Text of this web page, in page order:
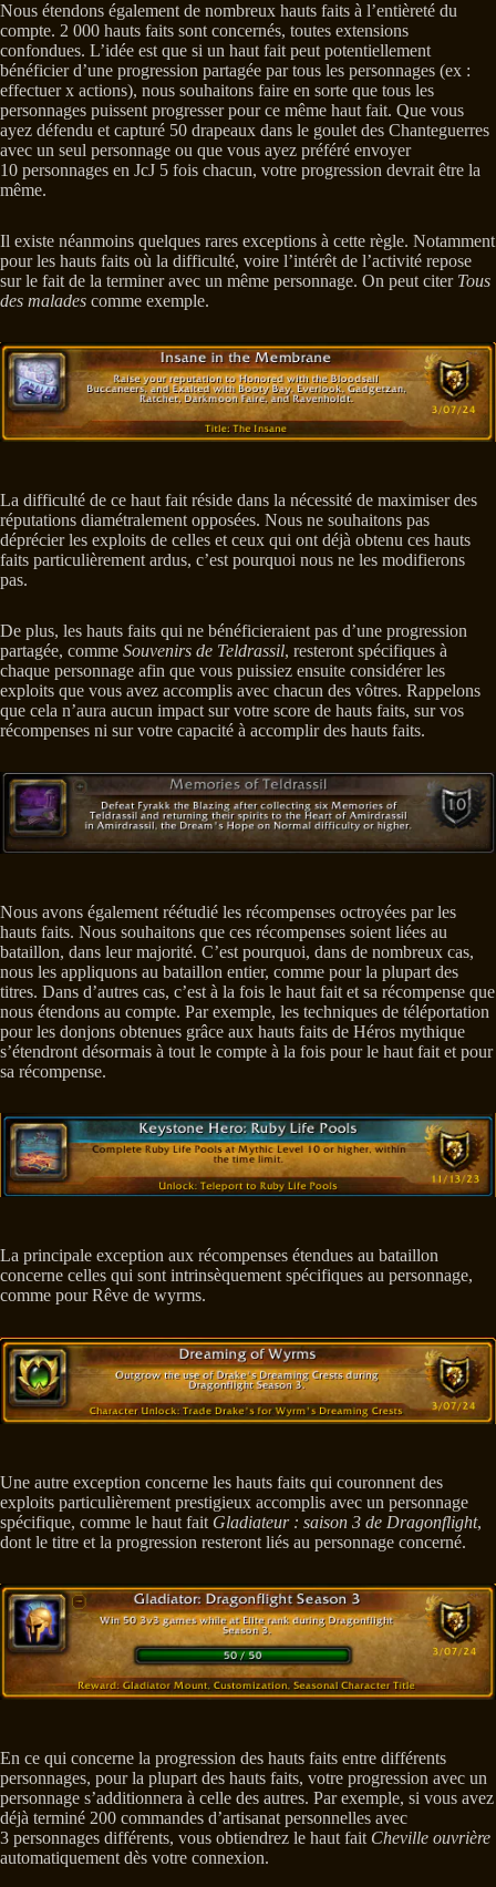
Nous étendons également de nombreux hauts faits à l’entièreté du
compte. 2 000 hauts faits sont concernés, toutes extensions
confondues. L’idée est que si un haut fait peut potentiellement
bénéficier d’une progression partagée par tous les personnages (ex :
effectuer x actions), nous souhaitons faire en sorte que tous les
personnages puissent progresser pour ce même haut fait. Que vous
ayez défendu et capturé 50 drapeaux dans le goulet des Chanteguerres
avec un seul personnage ou que vous ayez préféré envoyer
10 personnages en JcJ 5 fois chacun, votre progression devrait être la
même.
Il existe néanmoins quelques rares exceptions à cette règle. Notamment
pour les hauts faits où la difficulté, voire l’intérêt de l’activité repose
sur le fait de la terminer avec un même personnage. On peut citer Tous
des malades comme exemple.
La difficulté de ce haut fait réside dans la nécessité de maximiser des
réputations diamétralement opposées. Nous ne souhaitons pas
déprécier les exploits de celles et ceux qui ont déjà obtenu ces hauts
faits particulièrement ardus, c’est pourquoi nous ne les modifierons
pas.
De plus, les hauts faits qui ne bénéficieraient pas d’une progression
partagée, comme Souvenirs de Teldrassil, resteront spécifiques à
chaque personnage afin que vous puissiez ensuite considérer les
exploits que vous avez accomplis avec chacun des vôtres. Rappelons
que cela n’aura aucun impact sur votre score de hauts faits, sur vos
récompenses ni sur votre capacité à accomplir des hauts faits.
Nous avons également réétudié les récompenses octroyées par les
hauts faits. Nous souhaitons que ces récompenses soient liées au
bataillon, dans leur majorité. C’est pourquoi, dans de nombreux cas,
nous les appliquons au bataillon entier, comme pour la plupart des
titres. Dans d’autres cas, c’est à la fois le haut fait et sa récompense que
nous étendons au compte. Par exemple, les techniques de téléportation
pour les donjons obtenues grâce aux hauts faits de Héros mythique
s’étendront désormais à tout le compte à la fois pour le haut fait et pour
sa récompense.
La principale exception aux récompenses étendues au bataillon
concerne celles qui sont intrinsèquement spécifiques au personnage,
comme pour Rêve de wyrms.
Une autre exception concerne les hauts faits qui couronnent des
exploits particulièrement prestigieux accomplis avec un personnage
spécifique, comme le haut fait Gladiateur : saison 3 de Dragonflight,
dont le titre et la progression resteront liés au personnage concerné.
En ce qui concerne la progression des hauts faits entre différents
personnages, pour la plupart des hauts faits, votre progression avec un
personnage s’additionnera à celle des autres. Par exemple, si vous avez
déjà terminé 200 commandes d’artisanat personnelles avec
3 personnages différents, vous obtiendrez le haut fait Cheville ouvrière
automatiquement dès votre connexion.